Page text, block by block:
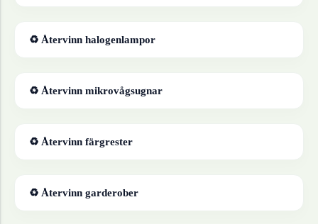
♻ Återvinn halogenlampor
♻ Återvinn mikrovågsugnar
♻ Återvinn färgrester
♻ Återvinn garderober